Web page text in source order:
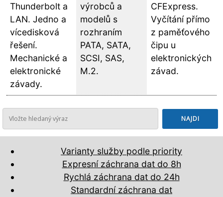
Thunderbolt a
LAN. Jedno a
vícedisková
řešení.
Mechanické a
elektronické
závady.
výrobců a
modelů s
rozhraním
PATA, SATA,
SCSI, SAS,
M.2.
CFExpress.
Vyčítání přímo
z paměťového
čipu u
elektronických
závad.
Varianty služby podle priority
Expresní záchrana dat do 8h
Rychlá záchrana dat do 24h
Standardní záchrana dat